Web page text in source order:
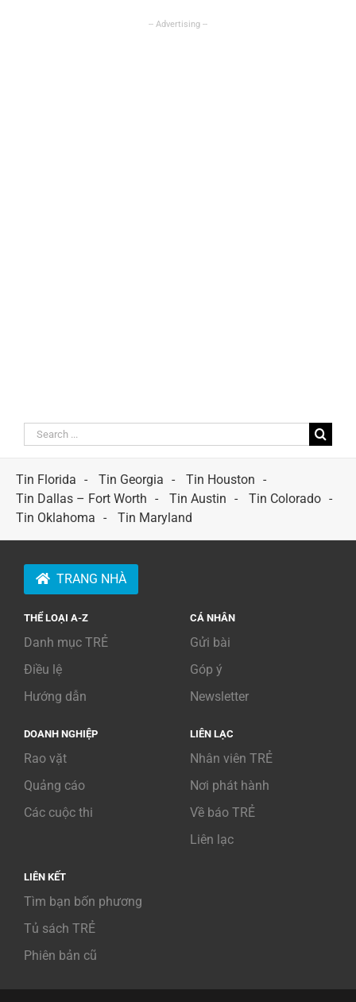
Search
for:
Tin Florida
Tin Georgia
Tin Houston
Tin Dallas – Fort Worth
Tin Austin
Tin Colorado
Tin Oklahoma
Tin Maryland
TRANG NHÀ
THỂ LOẠI A-Z
Danh mục TRẺ
Điều lệ
Hướng dẫn
CÁ NHÂN
Gửi bài
Góp ý
Newsletter
DOANH NGHIỆP
Rao vặt
Quảng cáo
Các cuộc thi
LIÊN LẠC
Nhân viên TRẺ
Nơi phát hành
Về báo TRẺ
Liên lạc
LIÊN KẾT
Tìm bạn bốn phương
Tủ sách TRẺ
Phiên bản cũ